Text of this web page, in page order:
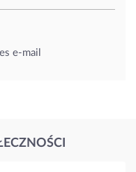
e-mail